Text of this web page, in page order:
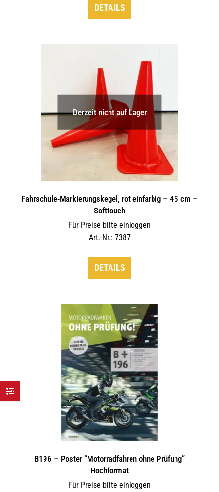
DETAILS
Derzeit nicht auf Lager
Fahrschule-Markierungskegel, rot einfarbig – 45 cm –
Softtouch
Für Preise bitte einloggen
Art.-Nr.: 7387
DETAILS
B196 – Poster “Motorradfahren ohne Prüfung”
Hochformat
Für Preise bitte einloggen